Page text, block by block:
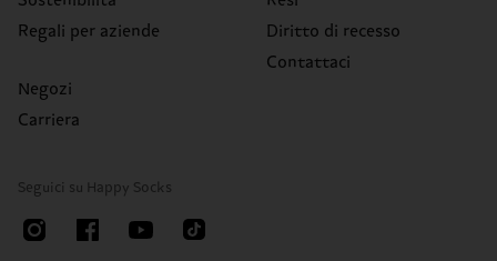
Regali per aziende
Negozi
Carriera
Diritto di recesso
Contattaci
Seguici su Happy Socks